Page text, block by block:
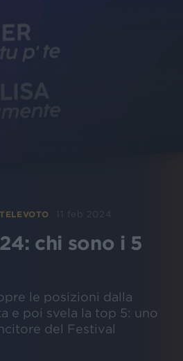
11 feb 2024
chi sono i 5
le posizioni dalla
e poi svela la top 5: uno
del Festival